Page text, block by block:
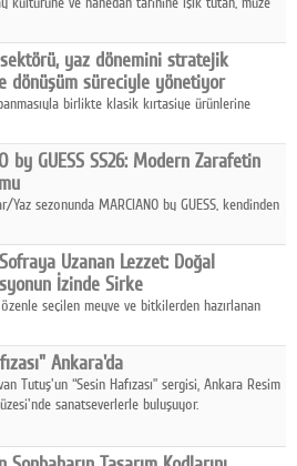
Müzecilik'in düzenleyeceği özel müzayedede
buluşuyoryaz dönemini stratejik
dönüşüm süreciyle yönetiyor
birlikte klasik kırtasiye ürünlerine
aktivite ürünleriyle dinamik bir biçimde
by GUESS SS26: Modern Zarafetin
Yaz sezonunda MARCIANO by GUESS, kendinden
Uzanan Lezzet: Doğal
İzinde Sirke
özenle seçilen meyve ve bitkilerden hazırlanan
Ankara'da
Tutuş'un “Sesin Hafızası” sergisi, Ankara Resim
sanatseverlerle buluşuyor.